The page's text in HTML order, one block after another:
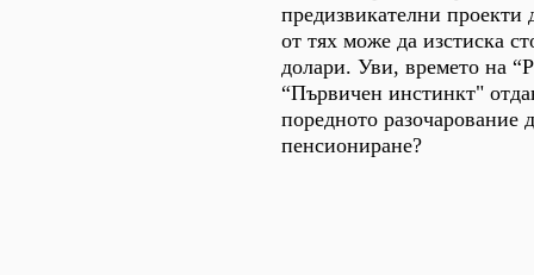
предизвикателни проекти
от тях може да изстиска
долари. Уви, времето на
“Първичен инстинкт"
поредното разочарование
пенсиониране?